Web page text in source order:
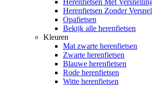
Herenfietsen Met
Herenfietsen Zonder
Opafietsen
Bekijk alle herenfietsen
Kleuren
Mat zwarte herenfietsen
Zwarte herenfietsen
Blauwe herenfietsen
Rode herenfietsen
Witte herenfietsen